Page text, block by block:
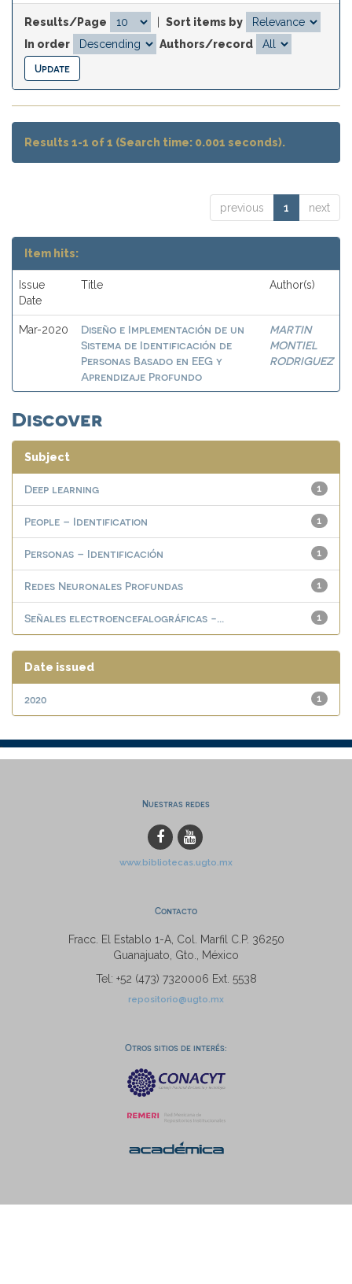
Results/Page
Sort items by
In order
Authors/record
Results 1-1 of 1 (Search time: 0.001 seconds).
previous 1 next
Item hits:
Issue
Date
Title Author(s)
Mar-2020
Diseño e Implementación de un
Sistema de Identificación de
Personas Basado en EEG y
Aprendizaje Profundo
MARTIN
MONTIEL
RODRIGUEZ
Discover
Subject
1
Deep learning
1
People – Identification
1
Personas – Identificación
1
Redes Neuronales Profundas
1
Señales electroencefalográficas -...
Date issued
1
2020
Nuestras redes
www.bibliotecas.ugto.mx
Contacto
Fracc. El Establo 1-A, Col. Marfil C.P. 36250
Guanajuato, Gto., México
Tel: +52 (473) 7320006 Ext. 5538
repositorio@ugto.mx
Otros sitios de interés: